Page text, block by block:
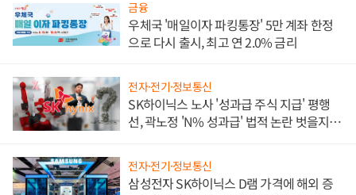
금융
우체국 '매일이자 파킹통장' 5만 계좌 한정
으로 다시 출시, 최고 연 2.0% 금리
전자·전기·정보통신
SK하이닉스 노사 '성과급 주식 지급' 평행
선, 곽노정 'N% 성과급' 법적 논란 벗을지 주
전자·전기·정보통신
삼성전자 SK하이닉스 D램 가격에 해외 증